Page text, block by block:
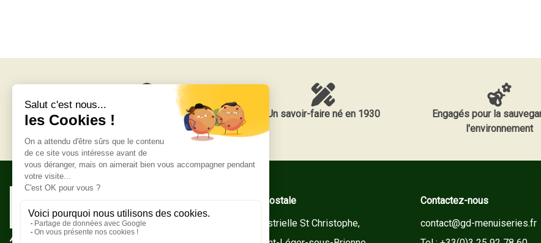
Livraison gratuite Un savoir-faire né en 1930
Engagés pour la
l'environnement
Adresse postale
Zone Industrielle St Christophe,
Contactez-nous
contact@gd-menuiseries.fr